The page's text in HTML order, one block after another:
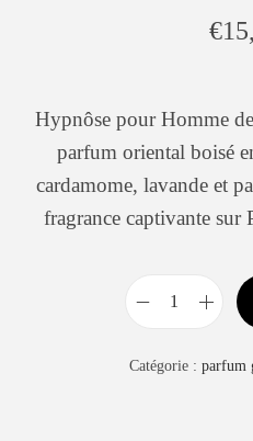
€
Hypnôse pour Homme
parfum oriental boisé
cardamome, lavande et
fragrance captivante sur
Catégorie : parfum